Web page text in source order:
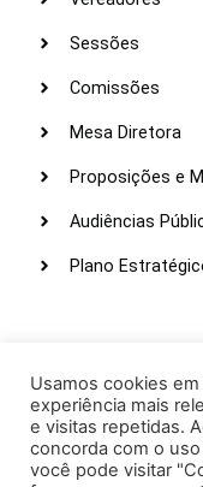
Sessões
Comissões
Mesa Diretora
Proposições e
Audiências
Plano
Webmail
Intranet
Administração
Usamos cookies
experiência mais
e visitas repetidas.
concorda com o
você pode visitar